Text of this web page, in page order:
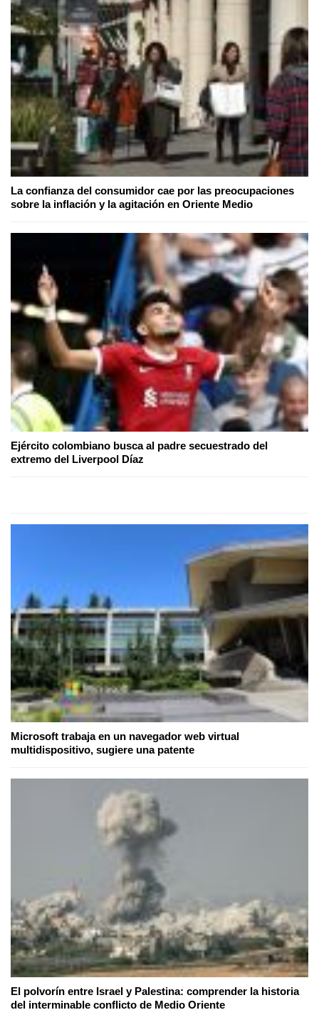
La confianza del consumidor cae por las preocupaciones
sobre la inflación y la agitación en Oriente Medio
Ejército colombiano busca al padre secuestrado del
extremo del Liverpool Díaz
Microsoft trabaja en un navegador web virtual
multidispositivo, sugiere una patente
El polvorín entre Israel y Palestina: comprender la historia
del interminable conflicto de Medio Oriente